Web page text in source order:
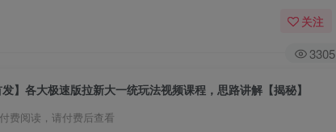
关注
3305
发】各大极速版拉新大一统玩法视频课程，思路讲解【揭秘】
费阅读，请付费后查看